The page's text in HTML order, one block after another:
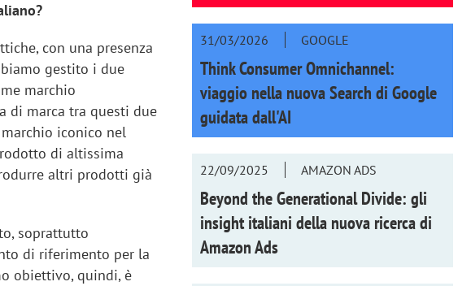
con una presenza
gestito i due
marchio
di marca tra questi due
iconico nel
di altissima
altri prodotti già
soprattutto
di riferimento per la
obiettivo, quindi, è
31/03/2026 GOOGLE
Think Consumer Omnichannel:
viaggio nella nuova Search di Google
guidata dall'AI
22/09/2025 AMAZON ADS
Beyond the Generational Divide: gli
insight italiani della nuova ricerca di
Amazon Ads